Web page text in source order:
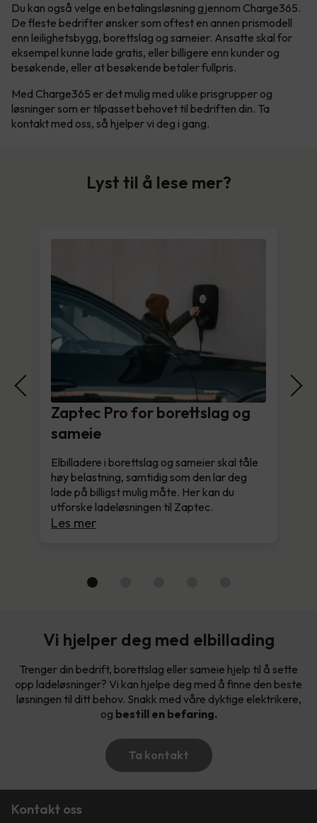
Du kan også velge en betalingsløsning gjennom Charge365.
De fleste bedrifter ønsker som oftest en annen prismodell
enn leilighetsbygg, borettslag og sameier. Ansatte skal for
eksempel kunne lade gratis, eller billigere enn kunder og
besøkende, eller at besøkende betaler fullpris.
Med Charge365 er det mulig med ulike prisgrupper og
løsninger som er tilpasset behovet til bedriften din. Ta
kontakt med oss, så hjelper vi deg i gang.
Lyst til å lese mer?
Zaptec Pro for borettslag og
sameie
Elbilladere i borettslag og sameier skal tåle
høy belastning, samtidig som den lar deg
lade på billigst mulig måte. Her kan du
utforske ladeløsningen til Zaptec.
Les mer
Vi hjelper deg med elbillading
Trenger din bedrift, borettslag eller sameie hjelp til å sette
opp ladeløsninger? Vi kan hjelpe deg med å finne den beste
løsningen til ditt behov. Snakk med våre dyktige elektrikere,
og bestill en befaring.
Ta kontakt
Kontakt oss